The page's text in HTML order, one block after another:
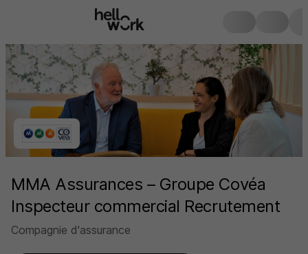
MMA Assurances – Groupe Covéa
Inspecteur commercial Recrutement
Compagnie d'assurance